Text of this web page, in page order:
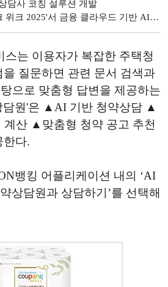
담사 코칭 설루션 개발
2025'서 금융 클라우드 기반 AI 서비스 소개
스는 이용자가 복잡한 주택청
질문하면 관련 문서 검색과
으로 맞춤형 답변을 제공하는
담원'은 ▲AI 기반 청약상담 ▲
계산 ▲맞춤형 청약 공고 추천
한다.
뱅킹 어플리케이션 내의 ‘AI
상담원과 상담하기’를 선택해